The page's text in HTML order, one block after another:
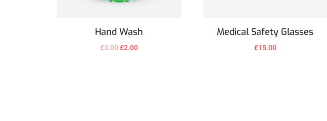
Hand Wash
£3.00£2.00
Medical Safety Glasses
£15.00